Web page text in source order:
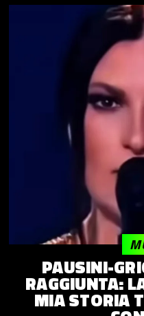
PAUSINI-
RAGGIUNTA:
MIA STORIA